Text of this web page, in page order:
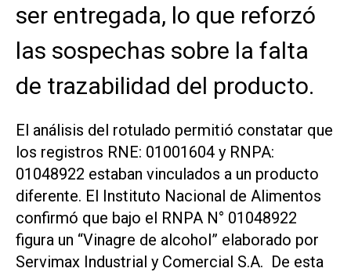
ser entregada, lo que reforzó
las sospechas sobre la falta
de trazabilidad del producto.
El análisis del rotulado permitió constatar que
los registros RNE: 01001604 y RNPA:
01048922 estaban vinculados a un producto
diferente. El Instituto Nacional de Alimentos
confirmó que bajo el RNPA N° 01048922
figura un “Vinagre de alcohol” elaborado por
Servimax Industrial y Comercial S.A. De esta